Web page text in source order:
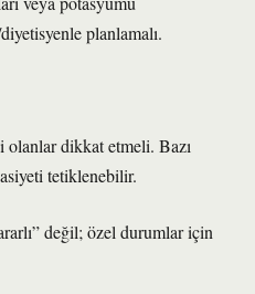
planlamalı.
dikkat etmeli. Bazı
tetiklenebilir.
değil; özel durumlar için